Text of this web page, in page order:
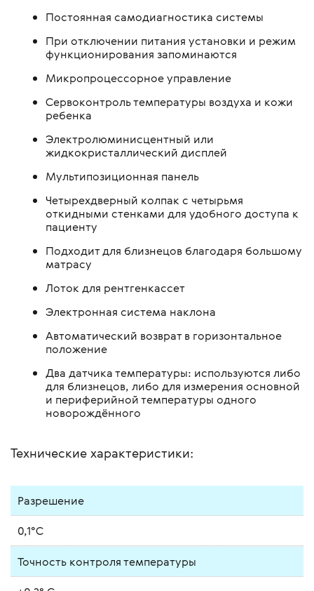
Постоянная самодиагностика системы
При отключении питания установки и режим
функционирования запоминаются
Микропроцессорное управление
Сервоконтроль температуры воздуха и кожи
ребенка
Электролюминисцентный или
жидкокристаллический дисплей
Мультипозиционная панель
Четырехдверный колпак с четырьмя
откидными стенками для удобного доступа к
пациенту
Подходит для близнецов благодаря большому
матрасу
Лоток для рентгенкассет
Электронная система наклона
Автоматический возврат в горизонтальное
положение
Два датчика температуры: используются либо
для близнецов, либо для измерения основной
и периферийной температуры одного
новорождённого
Технические характеристики:
Разрешение
0,1°С
Точность контроля температуры